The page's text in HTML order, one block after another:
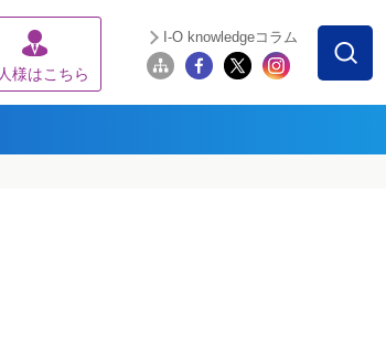
様はこちら
I-O knowledgeコラム